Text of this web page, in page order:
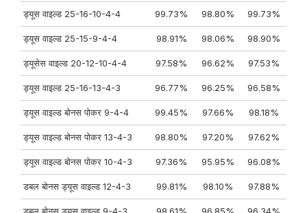
ड्यूस वाइल्ड 25-16-10-4-4 99.73% 98.80% 99.73%
ड्यूस वाइल्ड 25-15-9-4-4 98.91% 98.06% 98.90%
ड्यूसेस वाइल्ड 20-12-10-4-4 97.58% 96.62% 97.53%
ड्यूस वाइल्ड 25-16-13-4-3 96.77% 96.25% 96.58%
ड्यूस वाइल्ड बोनस पोकर 9-4-4 99.45% 97.66% 98.18%
ड्यूस वाइल्ड बोनस पोकर 13-4-3 98.80% 97.20% 97.62%
ड्यूस वाइल्ड बोनस पोकर 10-4-3 97.36% 95.95% 96.08%
डबल बोनस ड्यूस वाइल्ड 12-4-3 99.81% 98.10% 97.88%
डबल बोनस ड्यूस वाइल्ड 9-4-3 98.61% 96.85% 96.34%